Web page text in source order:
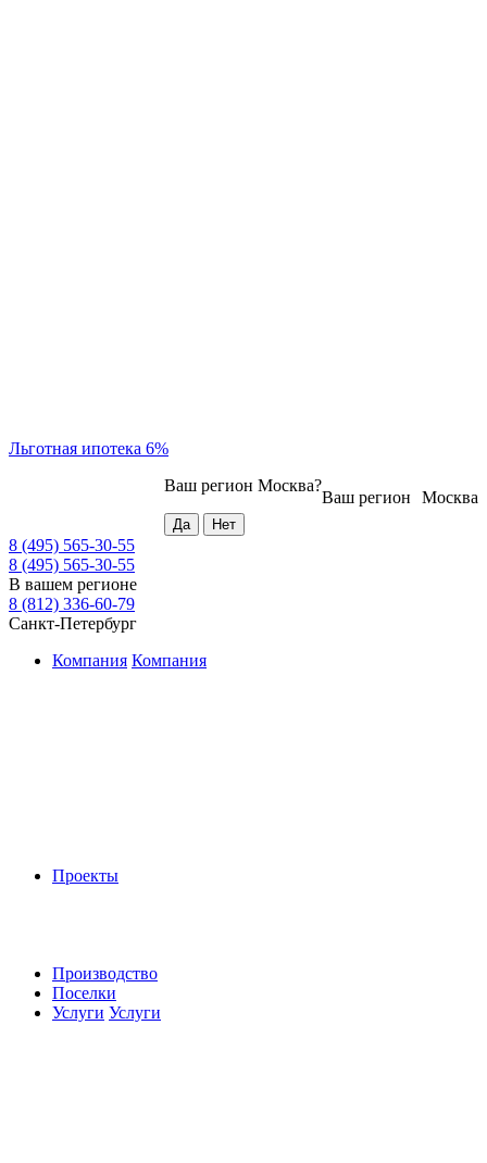
Льготная ипотека 6%
Москва
Ваш регион
Ваш регион Москва?
8 (495) 565-30-55
8 (495) 565-30-55
В вашем регионе
8 (812) 336-60-79
Санкт-Петербург
Компания Компания
Проекты
Производство
Поселки
Услуги Услуги